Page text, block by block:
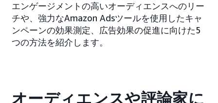
エンゲージメントの高いオーディエンスへのリー
チや、強力なAmazon Adsツールを使用したキャ
ンペーンの効果測定、広告効果の促進に向けた5
つの方法を紹介します。
オーディエンスや評論家に